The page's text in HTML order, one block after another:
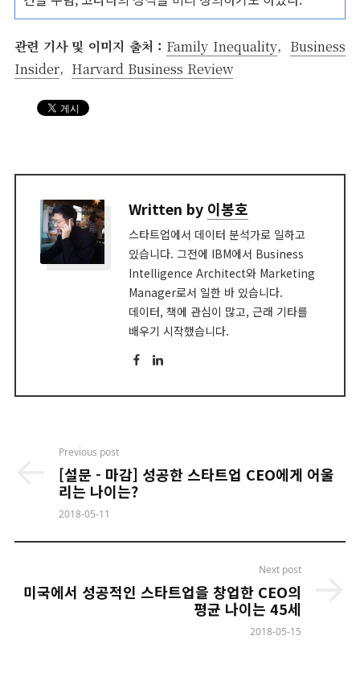
관련 기사 및 이미지 출처 : Family Inequality, Business
Insider, Harvard Business Review
Written by 이봉호
스타트업에서 데이터 분석가로 일하고
있습니다. 그전에 IBM에서 Business
Intelligence Architect와 Marketing
Manager로서 일한 바 있습니다.
데이터, 책에 관심이 많고, 근래 기타를
배우기 시작했습니다.
Facebook
LinkedIn
navigation
Previous post
[설문 - 마감] 성공한 스타트업 CEO에게 어울
리는 나이는?
2018-05-11
Next post
미국에서 성공적인 스타트업을 창업한 CEO의
평균 나이는 45세
2018-05-15